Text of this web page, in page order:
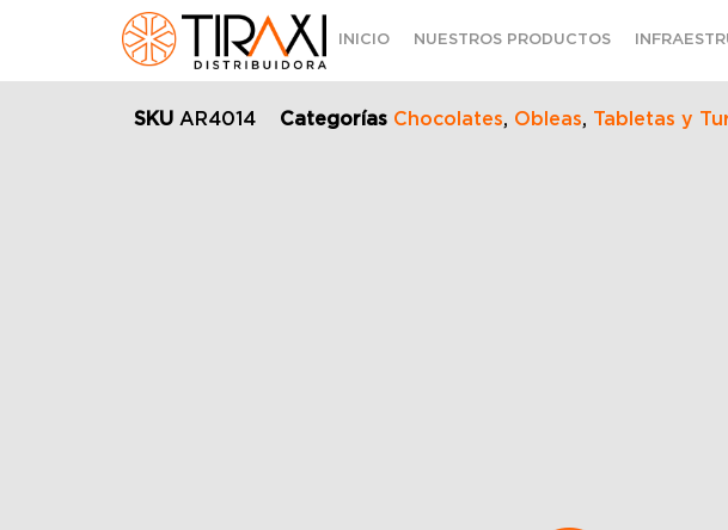
INICIO NUESTROS PRODUCTOS
SKU AR4014 Categorías Chocolates, Obleas, Tabletas y